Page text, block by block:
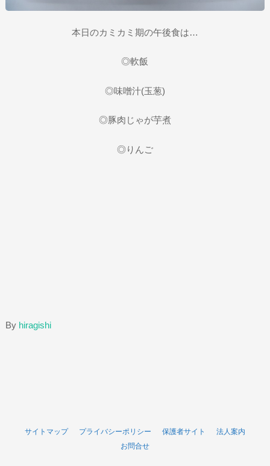
本日のカミカミ期の午後食は…
◎軟飯
◎味噌汁(玉葱)
◎豚肉じゃが芋煮
◎りんご
By hiragishi
サイトマップ プライバシーポリシー 保護者サイト
法人案内
お問合せ